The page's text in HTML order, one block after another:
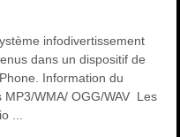
infodivertissement
dans un dispositif de
Information du
WMA/ OGG/WAV Les
...